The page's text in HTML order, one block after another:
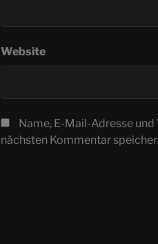
Website
Name, E-Mail-Adresse
nächsten Kommentar